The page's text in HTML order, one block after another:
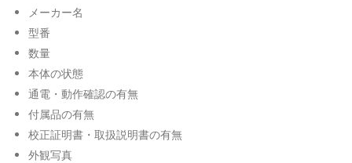
メーカー名
型番
数量
本体の状態
通電・動作確認の有無
付属品の有無
校正証明書・取扱説明書の有無
外観写真